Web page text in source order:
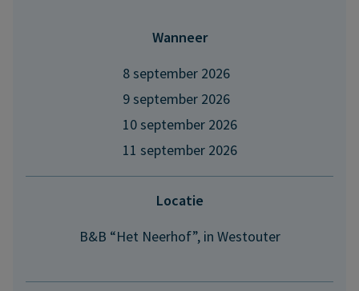
Wanneer
8 september 2026
9 september 2026
10 september 2026
11 september 2026
Locatie
B&B “Het Neerhof”, in Westouter